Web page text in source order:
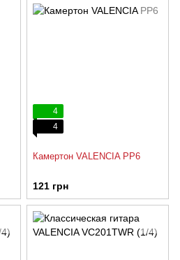
4
4
Камертон VALENCIA PP6
121 грн